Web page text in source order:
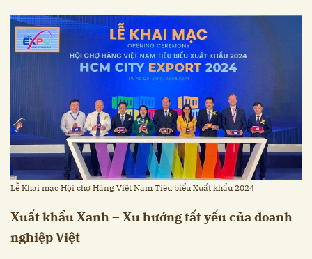
Lễ Khai mạc Hội chợ Hàng Việt Nam Tiêu biểu Xuất khẩu 2024
Xuất khẩu Xanh – Xu hướng tất yếu của doanh
nghiệp Việt